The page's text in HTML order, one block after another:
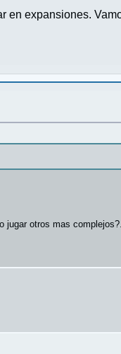
en expansiones.
jugar otros mas complejos?.